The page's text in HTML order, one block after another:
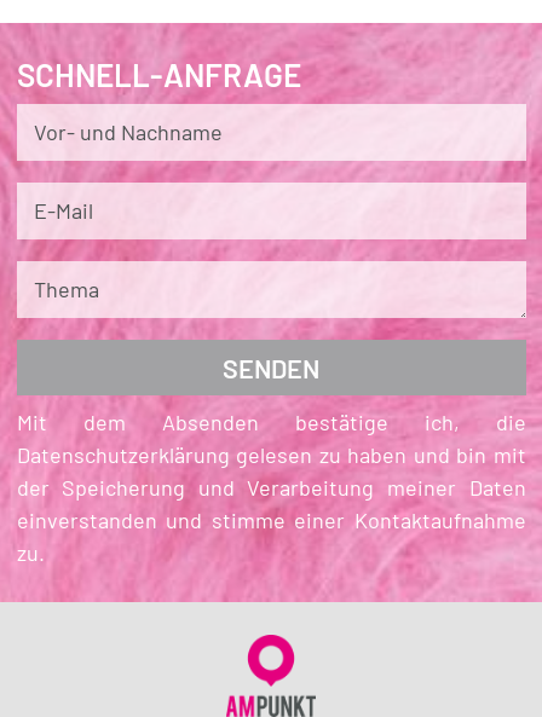
SCHNELL-ANFRAGE
Vor- und Nachname
E-Mail
Thema
Mit dem Absenden bestätige ich, die
Datenschutzerklärung gelesen zu haben und bin mit
der Speicherung und Verarbeitung meiner Daten
einverstanden und stimme einer Kontaktaufnahme
zu.